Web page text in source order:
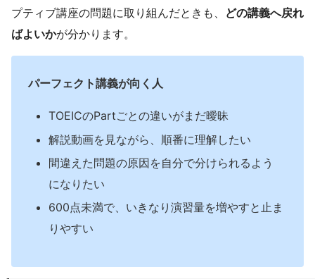
プティブ講座の問題に取り組んだときも、 どの講義へ戻れ
ばよいかが分かります。
パーフェクト講義が向く人
TOEICのPartごとの違いがまだ曖昧
解説動画を見ながら、順番に理解したい
間違えた問題の原因を自分で分けられるよう
になりたい
600点未満で、いきなり演習量を増やすと止ま
りやすい